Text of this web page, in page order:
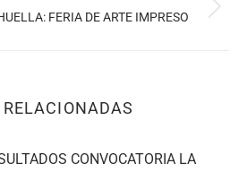
Publicación
FERIA DE ARTE IMPRESO
CONVOCATORIA LA